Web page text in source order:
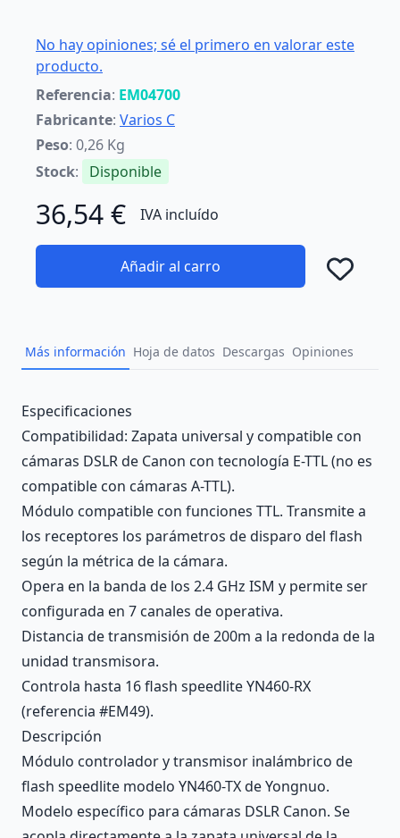
No hay opiniones; sé el primero en valorar este
producto.
Referencia: EM04700
Fabricante: Varios C
Peso: 0,26 Kg
Stock: Disponible
36,54 € IVA incluído
Añadir al carro
Más información Hoja de datos Descargas Opiniones
Description
Especificaciones
Compatibilidad: Zapata universal y compatible con
cámaras DSLR de Canon con tecnología E-TTL (no es
compatible con cámaras A-TTL).
Módulo compatible con funciones TTL. Transmite a
los receptores los parámetros de disparo del flash
según la métrica de la cámara.
Opera en la banda de los 2.4 GHz ISM y permite ser
configurada en 7 canales de operativa.
Distancia de transmisión de 200m a la redonda de la
unidad transmisora.
Controla hasta 16 flash speedlite YN460-RX
(referencia #EM49).
Descripción
Módulo controlador y transmisor inalámbrico de
flash speedlite modelo YN460-TX de Yongnuo.
Modelo específico para cámaras DSLR Canon. Se